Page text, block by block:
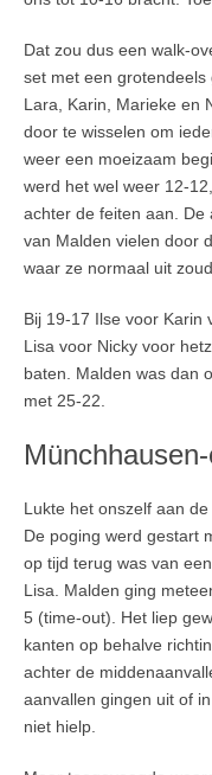
Dat zou dus een walk-
set met een grotendeels
Lara, Karin, Marieke en
door te wisselen om
weer een moeizaam
werd het wel weer 12-
achter de feiten aan. De
van Malden vielen door
waar ze normaal uit
Bij 19-17 Ilse voor Karin
Lisa voor Nicky voor
baten. Malden was dan
met 25-22.
Lukte het onszelf aan
De poging werd gestart
op tijd terug was van
Lisa. Malden ging
5 (time-out). Het liep
kanten op behalve
achter de
aanvallen gingen uit of
niet hielp.